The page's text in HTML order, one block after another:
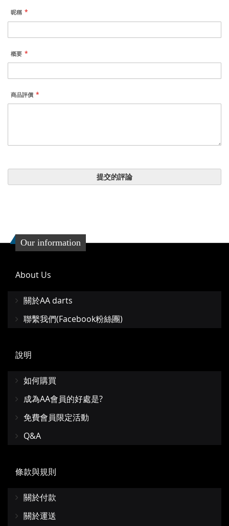
昵稱
概要
商品評價
提交的評論
Our information
About Us
關於AA darts
聯繫我們(Facebook粉絲團)
說明
如何購買
成為AA會員的好處是?
免費會員限定活動
Q&A
條款與規則
關於付款
關於運送